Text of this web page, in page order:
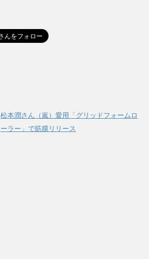
松本潤さん（嵐）愛用「グリッドフォームロ
ーラー」で筋膜リリース